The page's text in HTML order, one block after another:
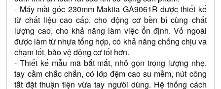
- Máy mài góc 230mm Makita GA9061R được thiết kế
từ chất liệu cao cấp, cho động cơ bền bỉ cùng chất
lượng cao, cho khả năng làm việc ổn định. Vỏ ngoài
được làm từ nhựa tổng hợp, có khả năng chống chịu va
chạm tốt, bảo vệ động cơ tốt hơn.
- Thiết kế mẫu mã bắt mắt, nhỏ gọn trọng lượng nhẹ,
tay cầm chắc chắn, có lớp đệm cao su mềm, nút công
tắt đặt thuận tiện vừa tay người dùng. Hệ thống cách